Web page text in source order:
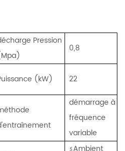
Pression
0,8
(kW) 22
démarrage à
fréquence
variable